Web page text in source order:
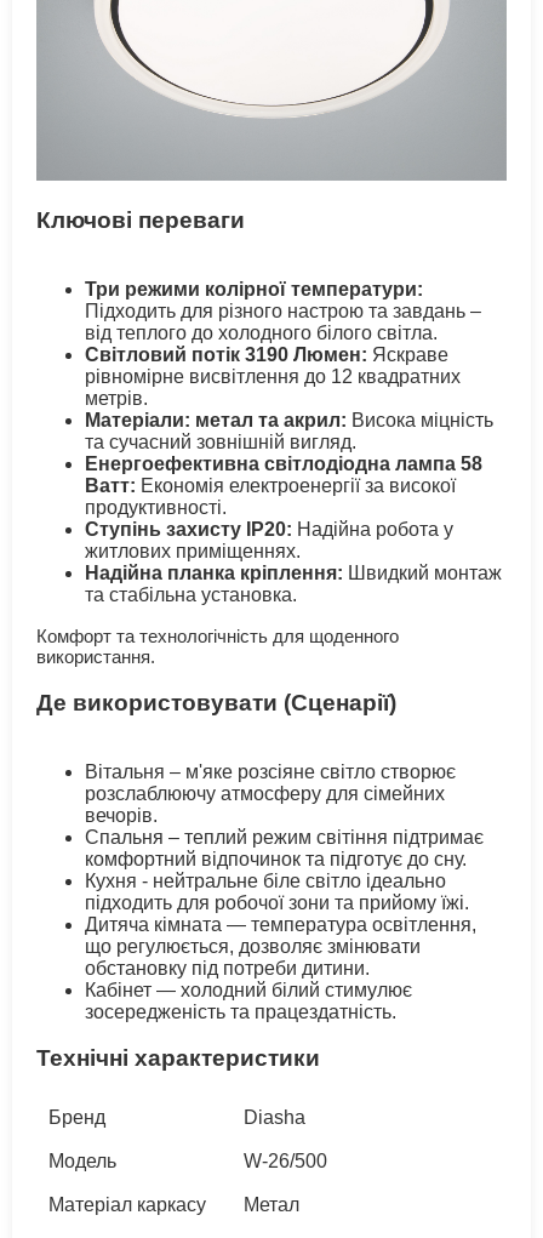
Ключові переваги
Три режими колірної температури:
Підходить для різного настрою та завдань –
від теплого до холодного білого світла.
Світловий потік 3190 Люмен: Яскраве
рівномірне висвітлення до 12 квадратних
метрів.
Матеріали: метал та акрил: Висока міцність
та сучасний зовнішній вигляд.
Енергоефективна світлодіодна лампа 58
Ватт: Економія електроенергії за високої
продуктивності.
Ступінь захисту IP20: Надійна робота у
житлових приміщеннях.
Надійна планка кріплення: Швидкий монтаж
та стабільна установка.
Комфорт та технологічність для щоденного
використання.
Де використовувати (Сценарії)
Вітальня – м'яке розсіяне світло створює
розслаблюючу атмосферу для сімейних
вечорів.
Спальня – теплий режим світіння підтримає
комфортний відпочинок та підготує до сну.
Кухня - нейтральне біле світло ідеально
підходить для робочої зони та прийому їжі.
Дитяча кімната — температура освітлення,
що регулюється, дозволяє змінювати
обстановку під потреби дитини.
Кабінет — холодний білий стимулює
зосередженість та працездатність.
Технічні характеристики
Бренд Diasha
Модель W-26/500
Матеріал каркасу Метал